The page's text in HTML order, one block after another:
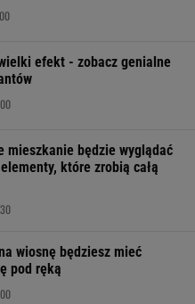
efekt - zobacz genialne
mieszkanie będzie wyglądać
które zrobią całą
wiosnę będziesz mieć
pod ręką